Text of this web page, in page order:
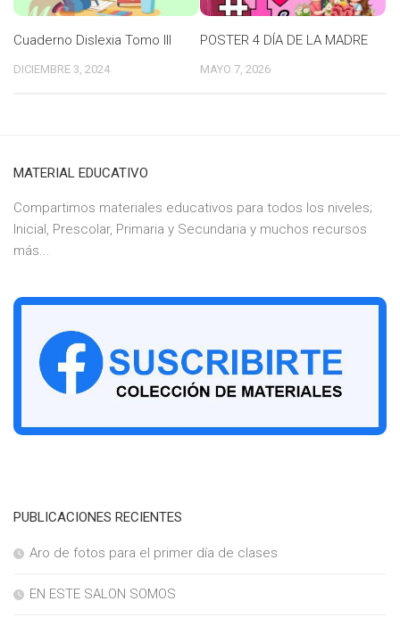
Cuaderno Dislexia Tomo III
DICIEMBRE 3, 2024
POSTER 4 DÍA DE LA MADRE
MAYO 7, 2026
MATERIAL EDUCATIVO
Compartimos materiales educativos para todos los niveles;
Inicial, Prescolar, Primaria y Secundaria y muchos recursos
más...
PUBLICACIONES RECIENTES
Aro de fotos para el primer día de clases
EN ESTE SALON SOMOS